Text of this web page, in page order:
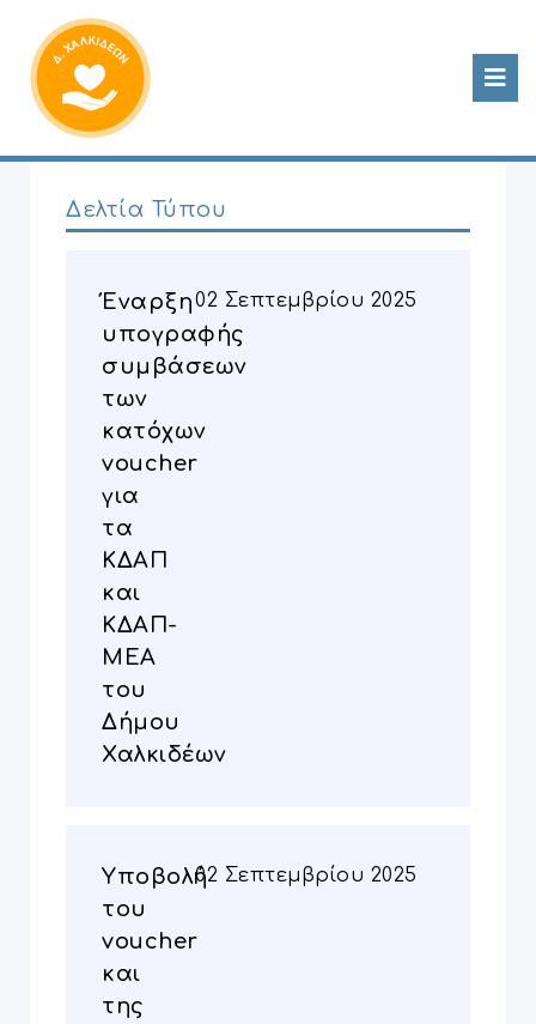
Δελτία Τύπου
Έναρξη
υπογραφής
συμβάσεων
των
κατόχων
voucher
για
τα
ΚΔΑΠ
και
ΚΔΑΠ-
ΜΕΑ
του
Δήμου
Χαλκιδέων
02 Σεπτεμβρίου 2025
Υποβολή
του
voucher
και
της
02 Σεπτεμβρίου 2025